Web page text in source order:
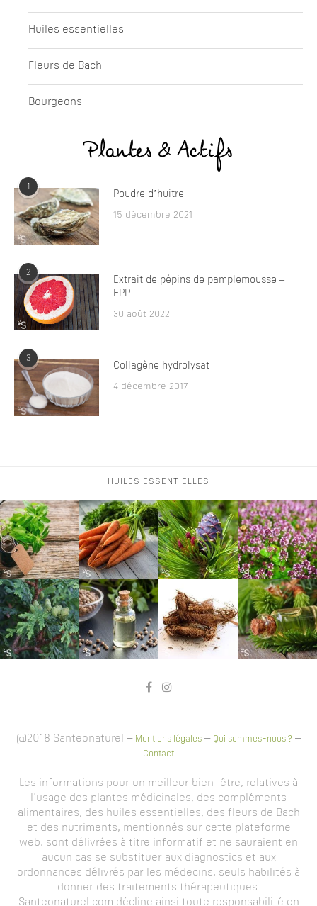
Huiles essentielles
Fleurs de Bach
Bourgeons
Plantes & Actifs
1
Poudre d’huitre
15 décembre 2021
2
Extrait de pépins de pamplemousse –
EPP
30 août 2022
3
Collagène hydrolysat
4 décembre 2017
HUILES ESSENTIELLES
@2018 Santeonaturel – Mentions légales – Qui sommes-nous ? –
Contact
Les informations pour un meilleur bien-être, relatives à
l'usage des plantes médicinales, des compléments
alimentaires, des huiles essentielles, des fleurs de Bach
et des nutriments, mentionnés sur cette plateforme
web, sont délivrées à titre informatif et ne sauraient en
aucun cas se substituer aux diagnostics et aux
ordonnances délivrés par les médecins, seuls habilités à
donner des traitements thérapeutiques.
Santeonaturel.com décline ainsi toute responsabilité en